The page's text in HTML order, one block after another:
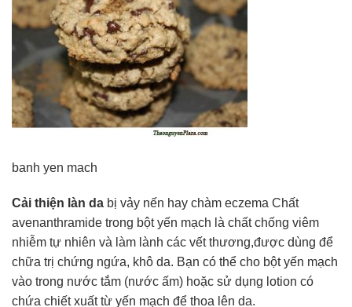
banh yen mach
Cải thiện làn da bị vảy nến hay chàm eczema Chất
avenanthramide trong bột yến mạch là chất chống viêm
nhiễm tự nhiên và làm lành các vết thương,được dùng để
chữa trị chứng ngứa, khô da. Bạn có thể cho bột yến mạch
vào trong nước tắm (nước ấm) hoặc sử dụng lotion có
chứa chiết xuất từ yến mạch để thoa lên da.